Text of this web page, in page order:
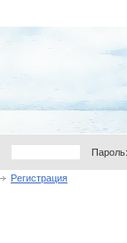
Пароль:
Регистрация